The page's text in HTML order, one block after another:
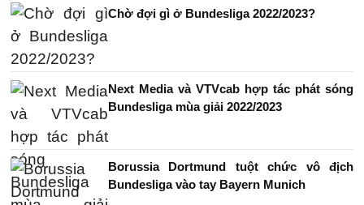
Chờ đợi gì ở Bundesliga 2022/2023?
Next Media và VTVcab hợp tác phát sóng
Bundesliga mùa giải 2022/2023
Borussia Dortmund tuột chức vô địch
Bundesliga vào tay Bayern Munich